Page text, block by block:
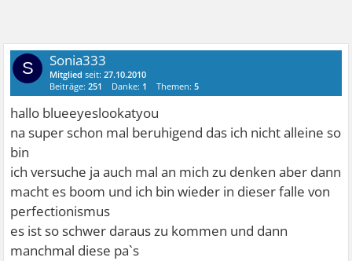
S Sonia333
Mitglied seit:27.10.2010
Beiträge:251 Danke: 1 Themen:5
hallo blueeyeslookatyou
na super schon mal beruhigend das ich nicht alleine so
bin
ich versuche ja auch mal an mich zu denken aber dann
macht es boom und ich bin wieder in dieser falle von
perfectionismus
es ist so schwer daraus zu kommen und dann
manchmal diese pa`s